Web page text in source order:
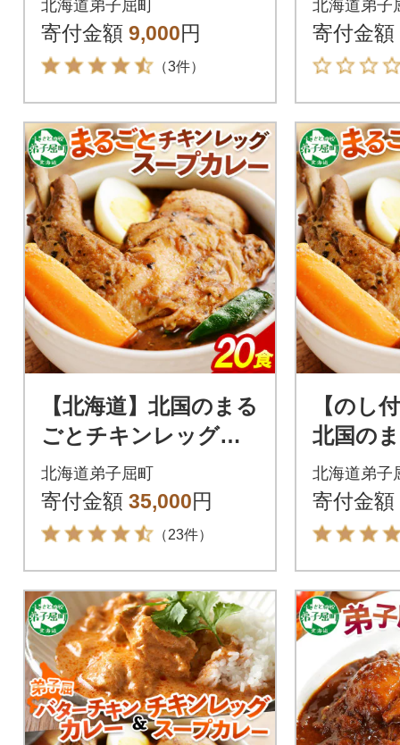
北海道弟子屈町
寄付金額 9,000円
（3件）
ープ・
ク・牛
北海道弟子
寄付金額
【北海道】北国のまる
ごとチキンレッグス
ープカレー300g×20個
3150
北海道弟子屈町
寄付金額 35,000円
（23件）
【のし
北国の
ンレッ
ー
北海道弟子
寄付金額